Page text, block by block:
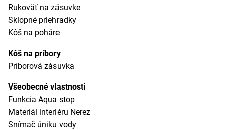
Rukoväť na zásuvke
Sklopné priehradky
Kôš na poháre
Kôš na príbory
Príborová zásuvka
Všeobecné vlastnosti
Funkcia Aqua stop
Materiál interiéru Nerez
Snímač úniku vody